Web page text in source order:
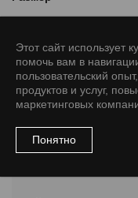
24/22 M
24/22 L
Этот сайт использует
помочь вам в
пользовательский
продуктов и услуг,
маркетинговых
Понятно